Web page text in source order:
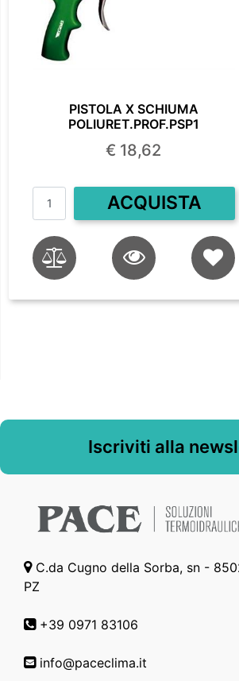
PISTOLA X SCHIUMA
POLIURET.PROF.PSP1
€ 18,62
Quantità
ACQUISTA
Iscriviti alla
C.da Cugno della Sorba, sn -
PZ
+39 0971 83106
info@paceclima.it